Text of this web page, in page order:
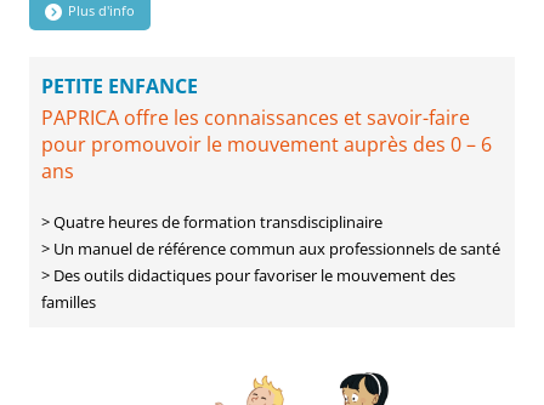
Plus d'info
PETITE ENFANCE
PAPRICA offre les connaissances et savoir-faire
pour promouvoir le mouvement auprès des 0 – 6
ans
> Quatre heures de formation transdisciplinaire
> Un manuel de référence commun aux professionnels de santé
> Des outils didactiques pour favoriser le mouvement des
familles